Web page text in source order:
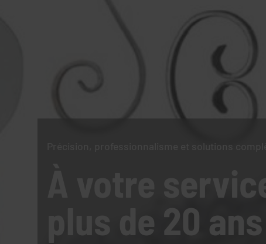
Précision, professionnalisme et solutions
À votre
plus de 20 ans